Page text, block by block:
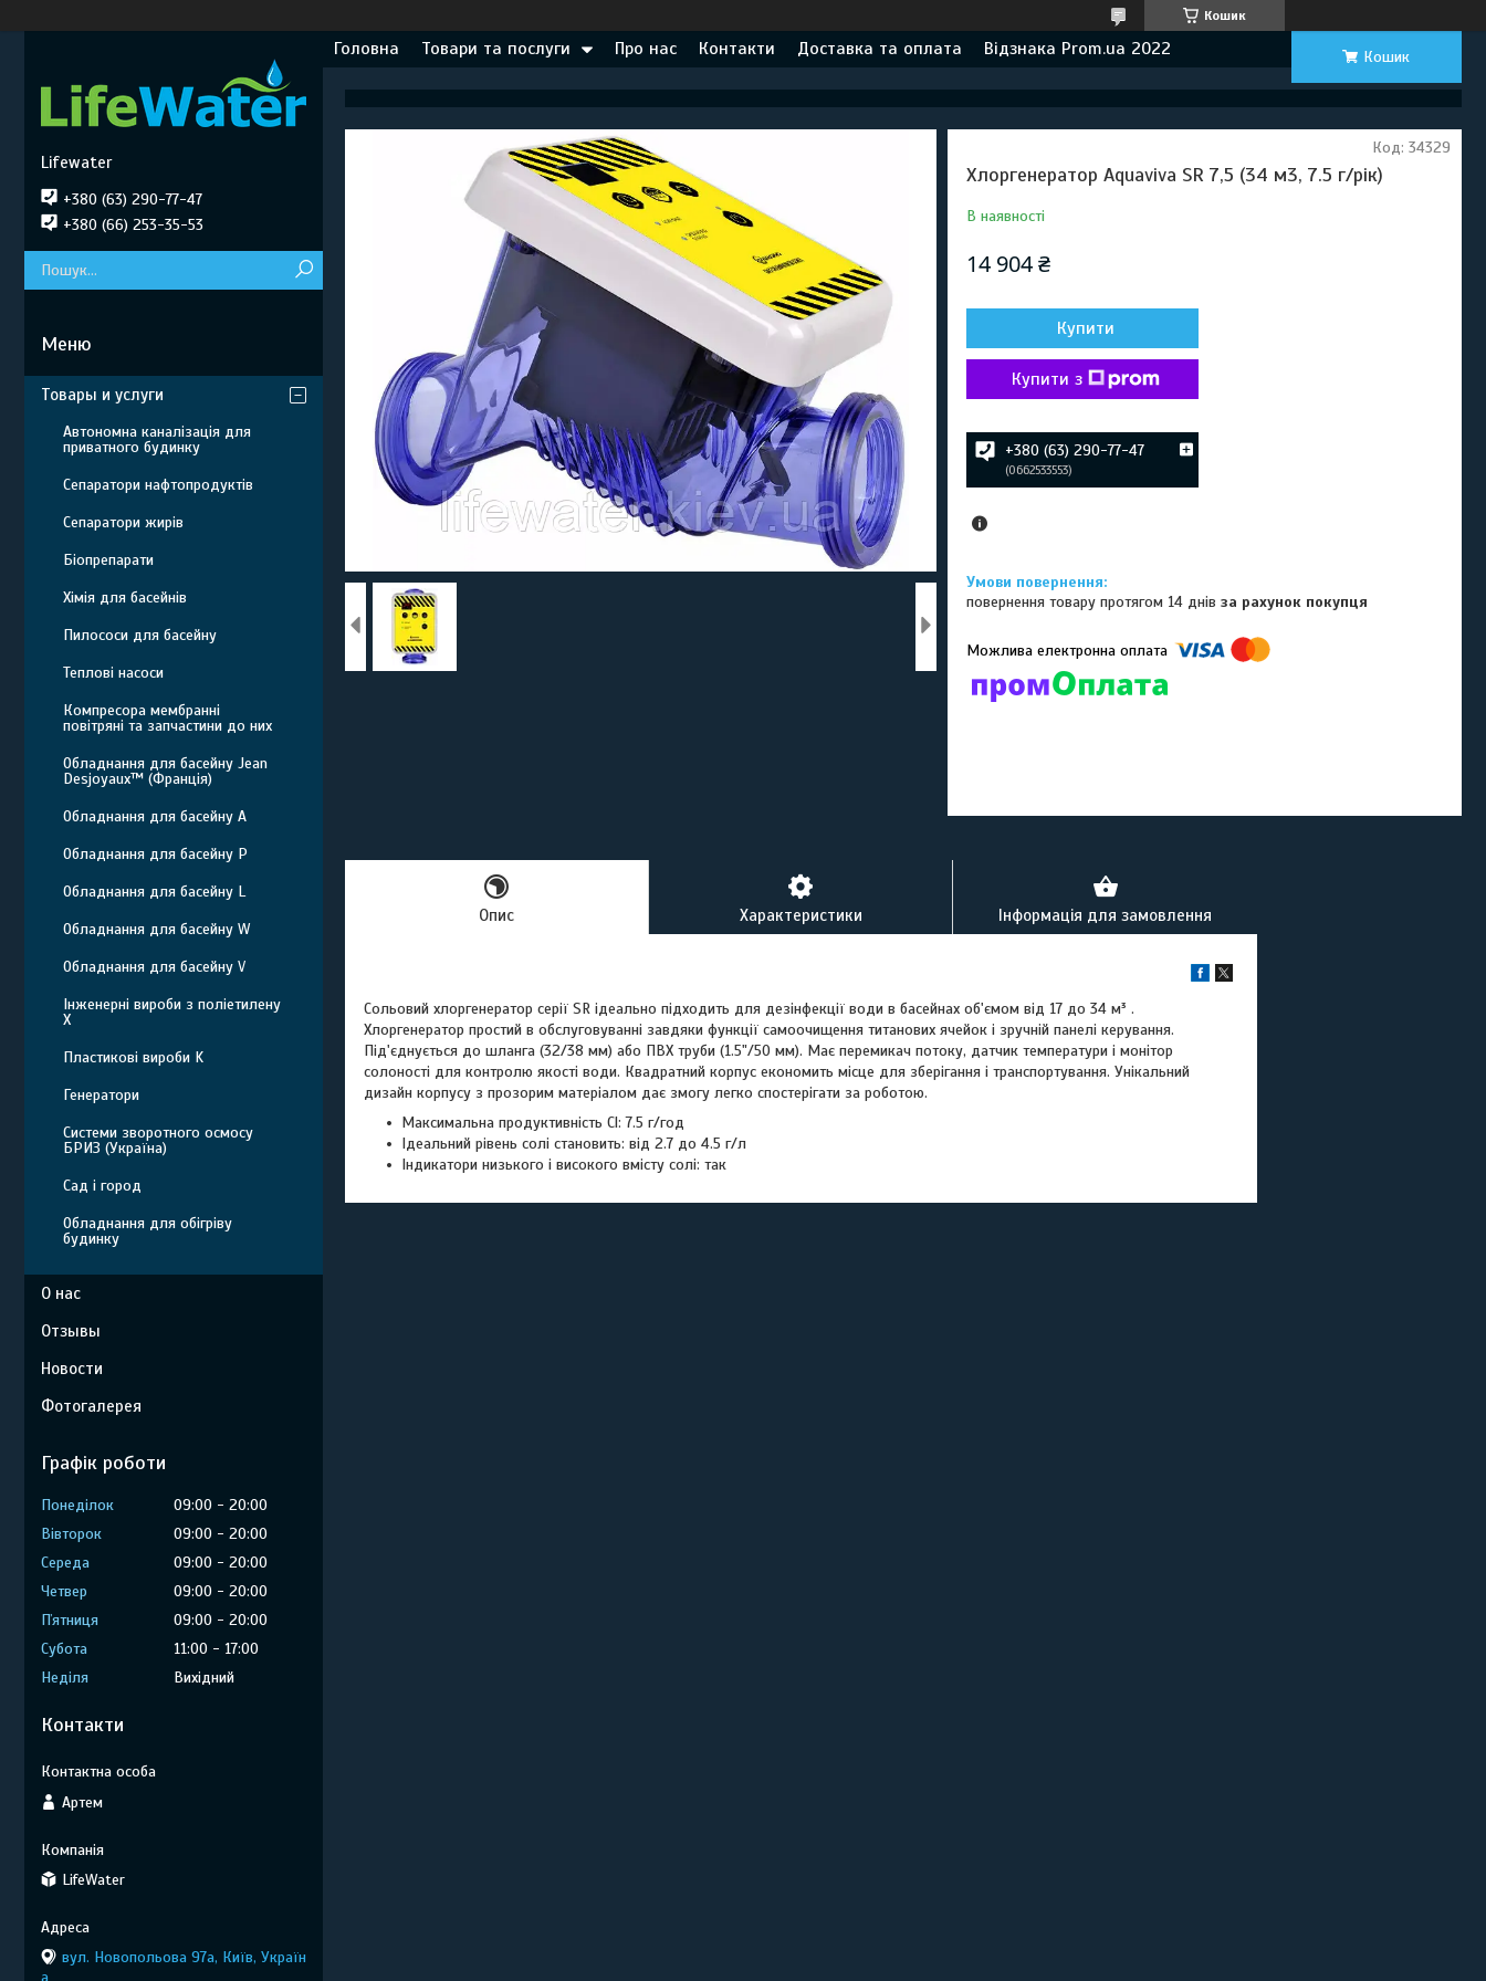
Кошик
Головна Товари та послуги Про нас Контакти Доставка та оплата Відзнака Prom.ua 2022 Кошик
Хлоргенератор Aquaviva SR 7,5 (34 м3, 7.5 г/рік)
В наявності
Код: 34329
14 904 ₴
Купити
Купити з
+380 (63) 290-77-47
0662533553
повернення товару протягом 14 днівза рахунок покупця
Опис Характеристики Інформація для замовлення
Сольовий хлоргенератор серії SR ідеально підходить для дезінфекції води в басейнах об'ємом від 17 до 34 м³ .
Хлоргенератор простий в обслуговуванні завдяки функції самоочищення титанових ячейок і зручній панелі керування.
Під'єднується до шланга (32/38 мм) або ПВХ труби (1.5"/50 мм). Має перемикач потоку, датчик температури і монітор
солоності для контролю якості води. Квадратний корпус економить місце для зберігання і транспортування. Унікальний
дизайн корпусу з прозорим матеріалом дає змогу легко спостерігати за роботою.
Максимальна продуктивність Cl: 7.5 г/год
Ідеальний рівень солі становить: від 2.7 до 4.5 г/л
Індикатори низького і високого вмісту солі: так
Lifewater
+380 (63) 290-77-47
+380 (66) 253-35-53
Товары и услуги
Автономна каналізація для
приватного будинку
Сепаратори нафтопродуктів
Сепаратори жирів
Біопрепарати
Хімія для басейнів
Пилососи для басейну
Теплові насоси
Компресора мембранні
повітряні та запчастини до них
Обладнання для басейну Jean
Desjoyaux™ (Франція)
Обладнання для басейну A
Обладнання для басейну P
Обладнання для басейну L
Обладнання для басейну W
Обладнання для басейну V
Інженерні вироби з поліетилену
Х
Пластикові вироби K
Генератори
Системи зворотного осмосу
БРИЗ (Україна)
Сад і город
Обладнання для обігріву
будинку
О нас
Отзывы
Новости
Фотогалерея
Графік роботи
Понеділок 09:00
20:00
Вівторок
09:00
20:00
Середа
09:00
20:00
Четвер
09:00
20:00
Пʼятниця
09:00
20:00
Субота
11:00
17:00
Неділя
Вихідний
Контакти
Артем
LifeWater
вул. Новопольова 97а, Київ, Україн
а